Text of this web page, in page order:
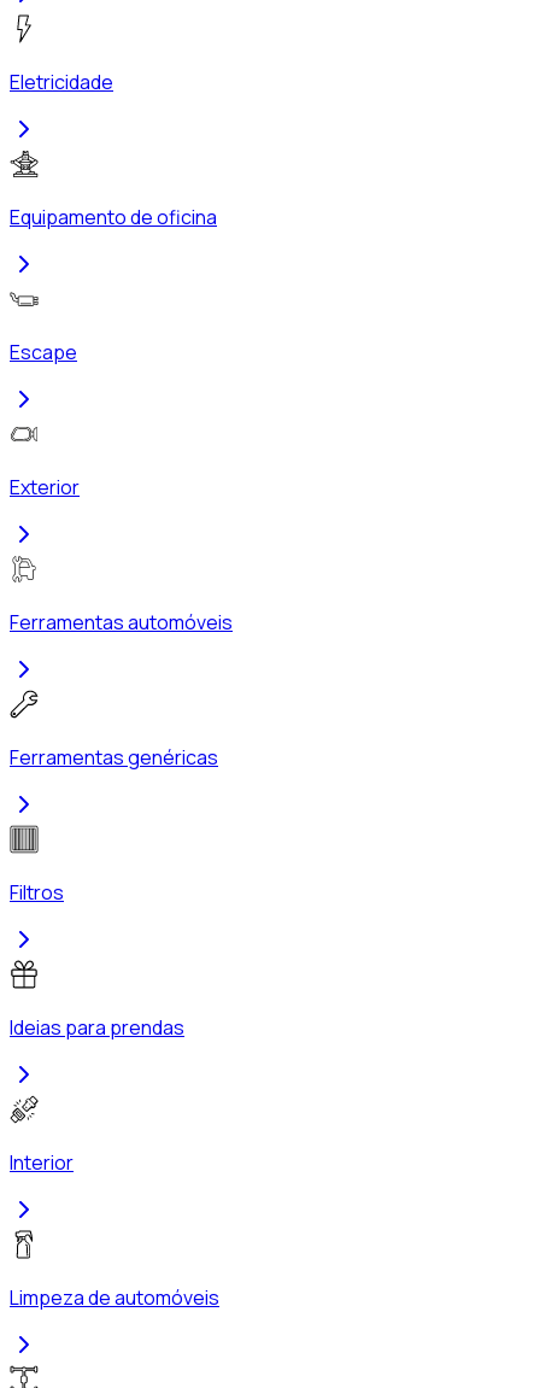
Eletricidade
Equipamento de oficina
Escape
Exterior
Ferramentas automóveis
Ferramentas genéricas
Filtros
Ideias para prendas
Interior
Limpeza de automóveis